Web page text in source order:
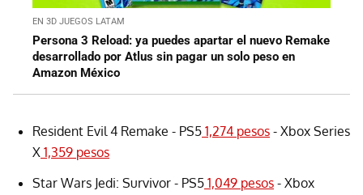
EN 3D JUEGOS LATAM
Persona 3 Reload: ya puedes apartar el nuevo Remake
desarrollado por Atlus sin pagar un solo peso en
Amazon México
Resident Evil 4 Remake - PS5 1,274 pesos - Xbox Series
X 1,359 pesos
Star Wars Jedi: Survivor - PS5 1,049 pesos - Xbox